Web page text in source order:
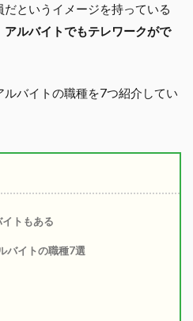
というイメージを持っている
アルバイトでもテレワークがで
バイトの職種を7つ紹介してい
トもある
バイトの職種7選